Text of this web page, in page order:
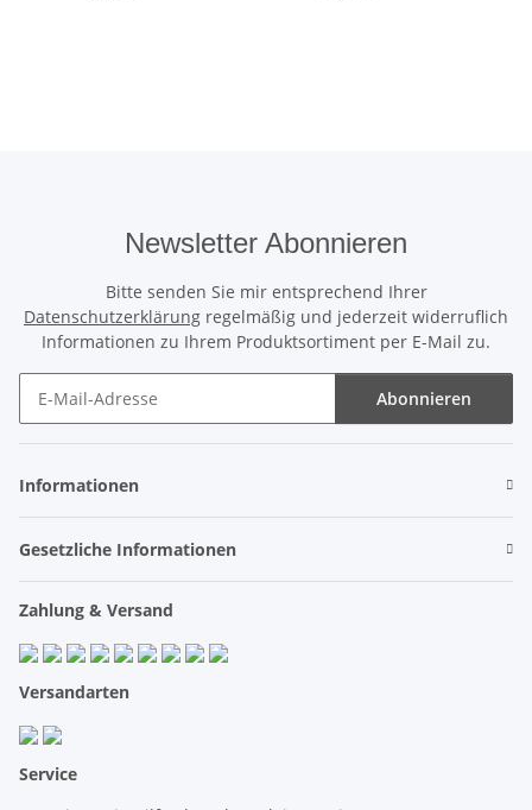
Newsletter Abonnieren
Bitte senden Sie mir entsprechend Ihrer
Datenschutzerklärung regelmäßig und jederzeit widerruflich
Informationen zu Ihrem Produktsortiment per E-Mail zu.
Abonnieren
Informationen
Gesetzliche Informationen
Zahlung & Versand
Versandarten
Service